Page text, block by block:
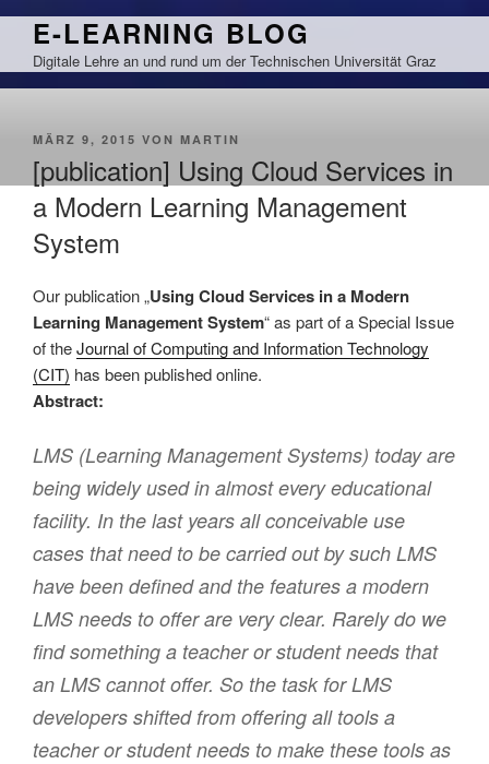
Zum
springen
E-LEARNING BLOG
Digitale Lehre an und rund um der Technischen Universität Graz
VERÖFFENTLICHT
MÄRZ 9, 2015 VON MARTIN
[publication] Using Cloud Services in
a Modern Learning Management
System
Our publication „Using Cloud Services in a Modern
Learning Management System“ as part of a Special Issue
of theJournal of Computing and Information Technology
(CIT) has been published online.
Abstract:
LMS (Learning Management Systems) today are
being widely used in almost every educational
facility. In the last years all conceivable use
cases that need to be carried out by such LMS
have been defined and the features a modern
LMS needs to offer are very clear. Rarely do we
find something a teacher or student needs that
an LMS cannot offer. So the task for LMS
developers shifted from offering all tools a
teacher or student needs to make these tools as